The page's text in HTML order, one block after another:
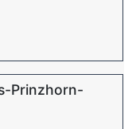
Prinzhorn-